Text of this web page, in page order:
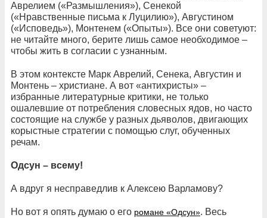
Аврелием («Размышления»), Сенекой
(«Нравственные письма к Луцилию»), Августином
(«Исповедь»), Монтенем («Опыты»). Все они советуют:
не читайте много, берите лишь самое необходимое –
чтобы жить в согласии с узнанным.
В этом контексте Марк Аврелий, Сенека, Августин и
Монтень – христиане. А вот «антихристы» –
избранные литературные критики, не только
ошалевшие от потребления словесных ядов, но часто
состоящие на службе у разных дьяволов, двигающих
корыстные стратегии с помощью слуг, обученных
речам.
Одсун – всему!
А вдруг я несправедлив к Алексею Варламову?
Но вот я опять думаю о его романе «Одсун». Весь